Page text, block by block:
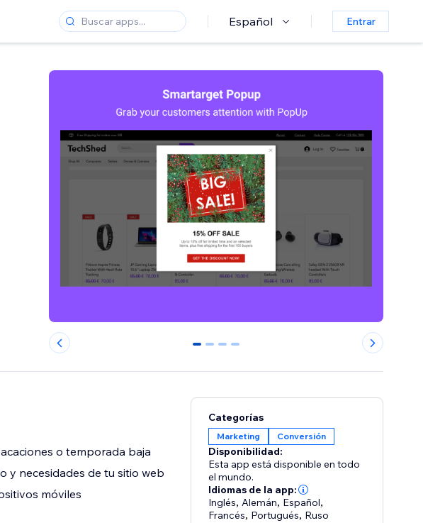
Español Entrar
0 1 2 3
o temporada baja
y necesidades de tu sitio web
móviles
Categorías
Marketing Conversión
Disponibilidad:
Esta app está disponible en todo
el mundo.
Idiomas de la app:
Inglés, Alemán, Español,
Francés, Portugués, Ruso